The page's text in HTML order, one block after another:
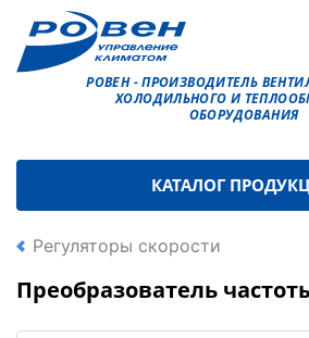
РОВЕН - ПРОИЗВОДИТЕЛЬ
ХОЛОДИЛЬНОГО И
ОБОРУДОВАНИЯ
КАТАЛОГ
Регуляторы скорости
Преобразователь